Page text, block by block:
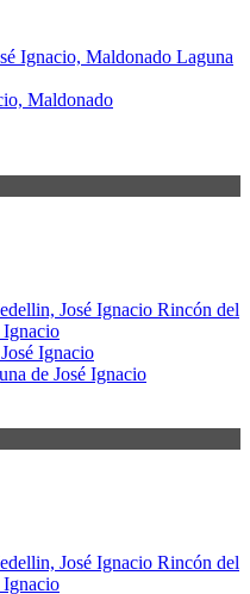
Maldonado
Ignacio
de José Ignacio